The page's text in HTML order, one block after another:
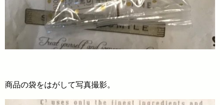
商品の袋をはがして写真撮影。